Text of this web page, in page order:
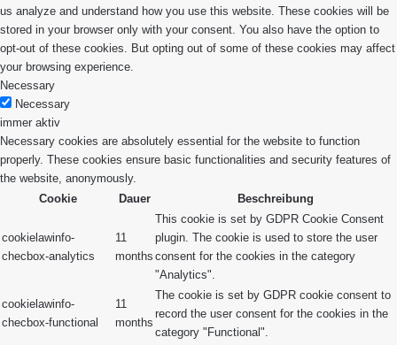
us analyze and understand how you use this website. These cookies will be
stored in your browser only with your consent. You also have the option to
opt-out of these cookies. But opting out of some of these cookies may affect
your browsing experience.
Necessary
Necessary
immer aktiv
Necessary cookies are absolutely essential for the website to function
properly. These cookies ensure basic functionalities and security features of
the website, anonymously.
Cookie
Dauer Beschreibung
cookielawinfo-
checbox-analytics
11
months
This cookie is set by GDPR Cookie Consent
plugin. The cookie is used to store the user
consent for the cookies in the category
"Analytics".
cookielawinfo-
checbox-functional
11
months
The cookie is set by GDPR cookie consent to
record the user consent for the cookies in the
category "Functional".